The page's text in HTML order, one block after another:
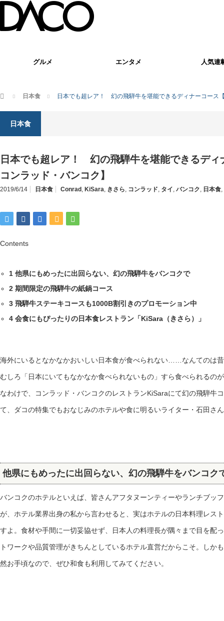
グルメ エンタメ 人気連
ホーム 日本食 日本でも超レア！ 幻の飛騨牛を堪能できるディナーコース
日本食
日本でも超レア！ 幻の飛騨牛を堪能できるディ
コンラッド・バンコク】
2019/6/14 日本食 Conrad , KiSara, きさら, コンラッド, タイ, バンコク, 日本食,
Contents
1 他県にもめったに出回らない、幻の飛騨牛をバンコクで
2 期間限定の飛騨牛の紙鍋コース
3 飛騨牛ステーキコースも1000B割引きのプロモーション中
4 会食にもぴったりの日本食レストラン「KiSara（きさら）」
海外にいるとなかなかおいしい日本食が食べられない……なんてのは
むしろ「日本にいてもなかなか食べられないもの」すら食べられるの
なわけで、コンラッド・バンコクのレストランKiSaraにて幻の飛騨牛
て、ダコの特集でもおなじみのホテルや食に明るいライター・石田さ
他県にもめったに出回らない、幻の飛騨牛をバンコク
バンコクのホテルといえば、皆さんアフタヌーンティーやランチブッ
が、ホテル業界出身の私から言わせると、実はホテルの日本料理レス
すよ。食材や手間に一切妥協せず、日本人の料理長が隅々まで目を配
トワークや品質管理がきちんとしているホテル直営だからこそ。しか
然お手頃なので、ぜひ和食も利用してみてください。